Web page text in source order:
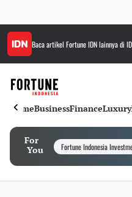
Baca artikel Fortune IDNlainnya di
HomeBusinessFinanceLuxury
For
You
Fortune Indonesia